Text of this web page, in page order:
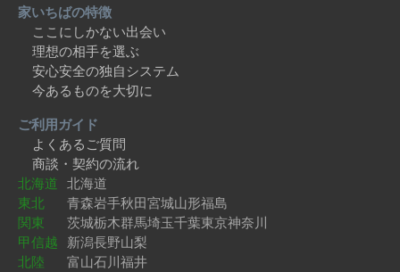
家いちばの特徴
ここにしかない出会い
理想の相手を選ぶ
安心安全の独自システム
今あるものを大切に
ご利用ガイド
よくあるご質問
商談・契約の流れ
北海道 北海道
東北
青森岩手秋田宮城山形福島
関東
茨城栃木群馬埼玉千葉東京神奈川
甲信越 新潟長野山梨
北陸
富山石川福井